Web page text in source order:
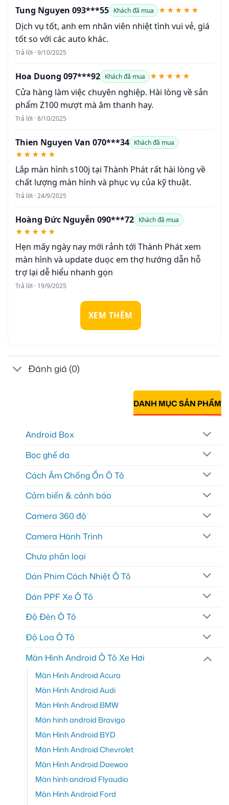
Tung Nguyen 093***55 Khách đã mua ★★★★★
Dịch vụ tốt, anh em nhân viên nhiệt tình vui vẻ, giá
tốt so với các auto khác.
Trả lời · 9/10/2025
Hoa Duong 097***92 Khách đã mua ★★★★★
Cửa hàng làm việc chuyên nghiệp. Hài lòng về sản
phẩm Z100 mượt mà âm thanh hay.
Trả lời · 8/10/2025
Thien Nguyen Van 070***34 Khách đã mua
★★★★★
Lắp màn hình s100j tại Thành Phát rất hài lòng về
chất lượng màn hình và phục vụ của kỹ thuật.
Trả lời · 24/9/2025
Hoàng Đức Nguyễn 090***72 Khách đã mua
★★★★★
Hẹn mấy ngày nay mới rảnh tới Thành Phát xem
màn hình và update duọc em thợ hướng dẫn hỗ
trợ lại dễ hiểu nhanh gọn
Trả lời · 19/9/2025
XEM THÊM
Đánh giá (0)
DANH MỤC SẢN PHẨM
Android Box
Bọc ghế da
Cách Âm Chống Ồn Ô Tô
Cảm biến & cảnh báo
Camera 360 độ
Camera Hành Trình
Chưa phân loại
Dán Phim Cách Nhiệt Ô Tô
Dán PPF Xe Ô Tô
Độ Đèn Ô Tô
Độ Loa Ô Tô
Màn Hình Android Ô Tô Xe Hơi
Màn Hình Android Acura
Màn Hình Android Audi
Màn Hình Android BMW
Màn hình android Bravigo
Màn Hình Android BYD
Màn Hình Android Chevrolet
Màn Hình Android Daewoo
Màn hình android Flyaudio
Màn Hình Android Ford